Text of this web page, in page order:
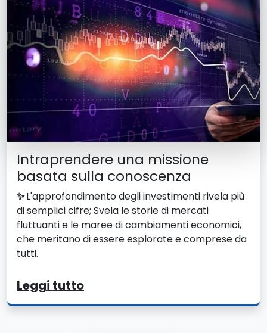
Intraprendere una missione
basata sulla conoscenza
✨L'approfondimento degli investimenti rivela più
di semplici cifre; Svela le storie di mercati
fluttuanti e le maree di cambiamenti economici,
che meritano di essere esplorate e comprese da
tutti.
Leggi tutto